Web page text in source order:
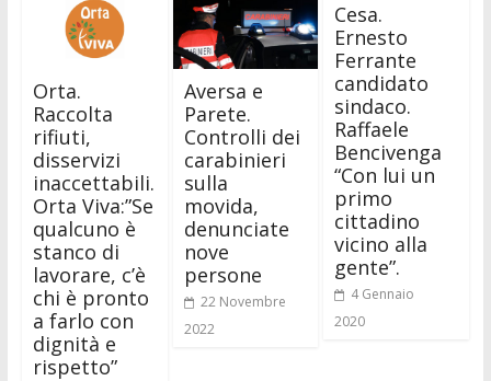
Orta.
Raccolta
rifiuti,
disservizi
inaccettabili.
Orta Viva:”Se
qualcuno è
stanco di
lavorare, c’è
chi è pronto
a farlo con
dignità e
rispetto”
Aversa e
Parete.
Controlli dei
carabinieri
sulla
movida,
denunciate
nove
persone
22 Novembre
2022
Cesa.
Ernesto
Ferrante
candidato
sindaco.
Raffaele
Bencivenga
“Con lui un
primo
cittadino
vicino alla
gente”.
4 Gennaio
2020